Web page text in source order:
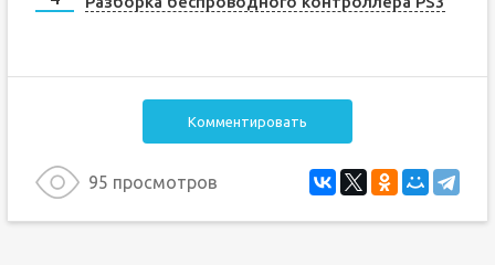
Комментировать
95 просмотров